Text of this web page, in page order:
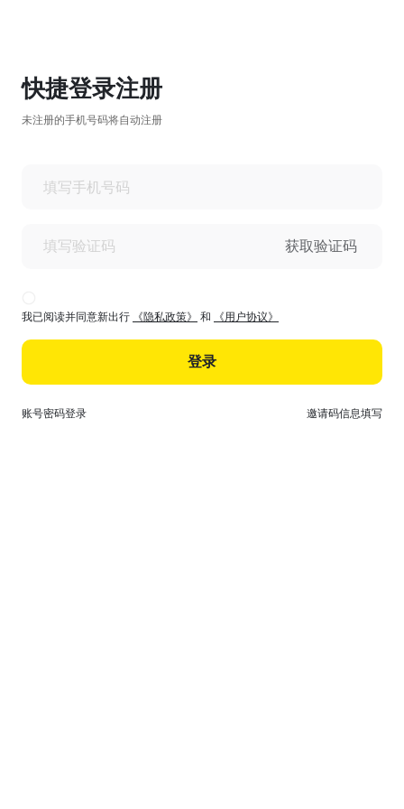
快捷登录注册
未注册的手机号码将自动注册
获取验证码
我已阅读并同意新出行 《隐私政策》 和 《用户协议》
登录
账号密码登录 邀请码信息填写